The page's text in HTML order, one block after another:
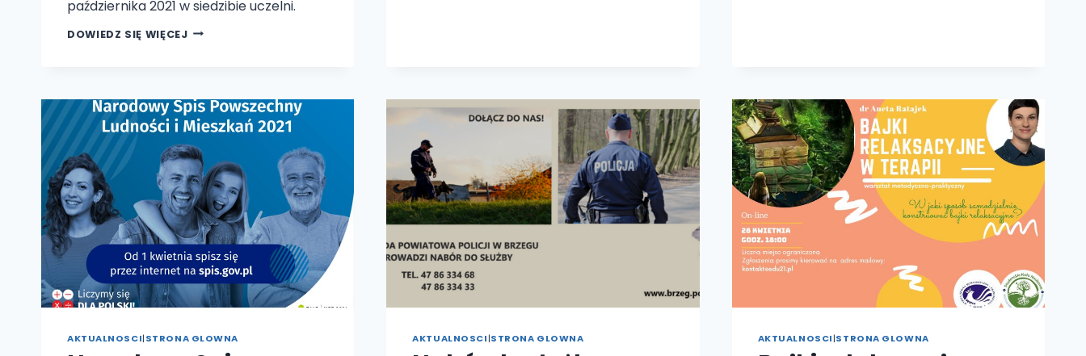
października 2021 w siedzibie uczelni.
DOWIEDZ SIĘ WIĘCEJDOGOTERAPIA
DOGOTERAPEUTYCZNE.
AKTUALNOSCI|STRONA GLOWNA AKTUALNOSCI|STRONA GLOWNA AKTUALNOSCI|STRONA GLOWNA